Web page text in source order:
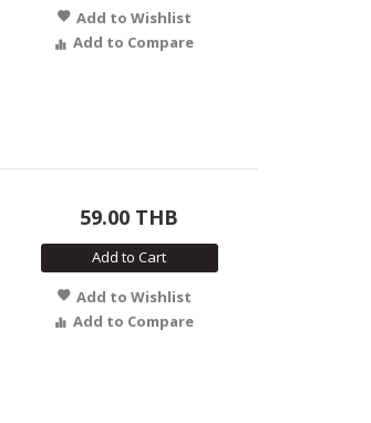
Add to Wishlist
Add to Compare
59.00 THB
Add to Cart
Add to Wishlist
Add to Compare